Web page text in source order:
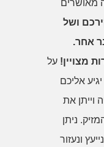
מאושרים
ושל
אחר.
על
אליכם
וייתן את
ניתן
ונעזור